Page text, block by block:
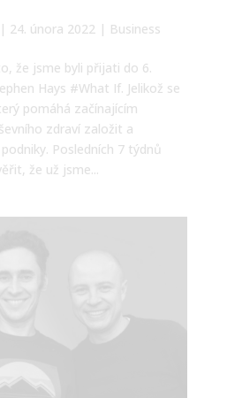
| 24. února 2022 | Business
že jsme byli přijati do 6.
Hays #What If. Jelikož se
pomáhá začínajícím
zdraví založit a
Posledních 7 týdnů
že už jsme...